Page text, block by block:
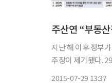
주산연 “부동
지난 해 이후 정부
주장이 제기됐다. 29일 주택산업연구원은 ‘시장관점에서 본 정부정책과 주택사업 리스크요인’에서 시장의 공급자(주택건설업체)
2015-07-29 13:37